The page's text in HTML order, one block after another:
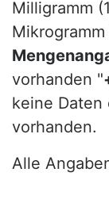
Milligramm
vorhanden "
keine
vorhanden.
Alle